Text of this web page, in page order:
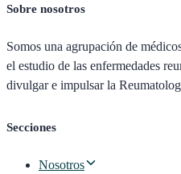
Sobre nosotros
Somos una agrupación de
el estudio de las enfermedades
divulgar e impulsar la
Secciones
Nosotros